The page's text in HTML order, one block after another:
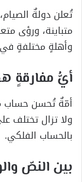
تُعلن دولةٌ
متباينة، ورؤى
وأهلةٍ مختلفةٍ
أيُّ مفارقةٍ
أمّةٌ تُحسن حساب
ولا تزال تختلف
بالحساب الفلكي.
بين النصّ